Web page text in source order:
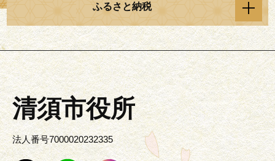
ふるさと納税
清須市役所
法人番号7000020232335